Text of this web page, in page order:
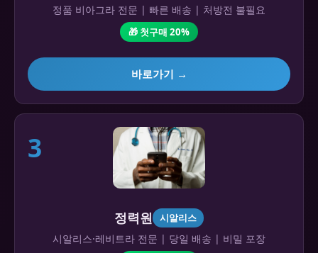
정품 비아그라 전문 | 빠른 배송 | 처방전 불필요
🎁 첫구매 20%
바로가기 →
3
정력원 시알리스
시알리스·레비트라 전문 | 당일 배송 | 비밀 포장